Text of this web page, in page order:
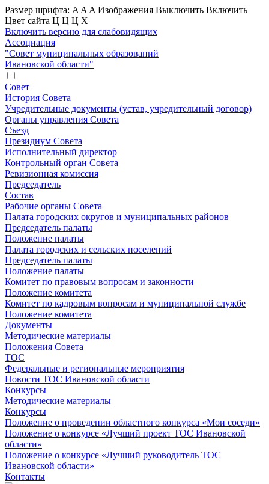
Размер шрифта: A A A Изображения Выключить Включить
Цвет сайта Ц Ц Ц Х
Включить версию для слабовидящих
Ассоциация
"Совет муниципальных образований
Ивановской области"
Совет
История Совета
Учредительные документы (устав, учредительный договор)
Органы управления Совета
Съезд
Президиум Совета
Исполнительный директор
Контрольный орган Совета
Ревизионная комиссия
Председатель
Состав
Рабочие органы Совета
Палата городских округов и муниципальных районов
Председатель палаты
Положение палаты
Палата городских и сельских поселений
Председатель палаты
Положение палаты
Комитет по правовым вопросам и законности
Положение комитета
Комитет по кадровым вопросам и муниципальной службе
Положение комитета
Документы
Методические материалы
Положения Совета
ТОС
Федеральные и региональные мероприятия
Новости ТОС Ивановской области
Конкурсы
Методические материалы
Конкурсы
Положение о проведении областного конкурса «Мои соседи»
Положение о конкурсе «Лучший проект ТОС Ивановской
области»
Положение о конкурсе «Лучший руководитель ТОС
Ивановской области»
Контакты